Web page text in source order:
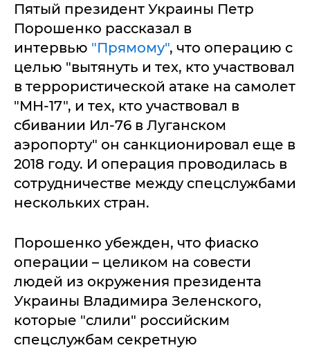
Пятый президент Украины Петр
Порошенко рассказал в
интервью "Прямому", что операцию с
целью "вытянуть и тех, кто участвовал
в террористической атаке на самолет
"МH-17", и тех, кто участвовал в
сбивании Ил-76 в Луганском
аэропорту" он санкционировал еще в
2018 году. И операция проводилась в
сотрудничестве между спецслужбами
нескольких стран.
Порошенко убежден, что фиаско
операции – целиком на совести
людей из окружения президента
Украины Владимира Зеленского,
которые "слили" российским
спецслужбам секретную